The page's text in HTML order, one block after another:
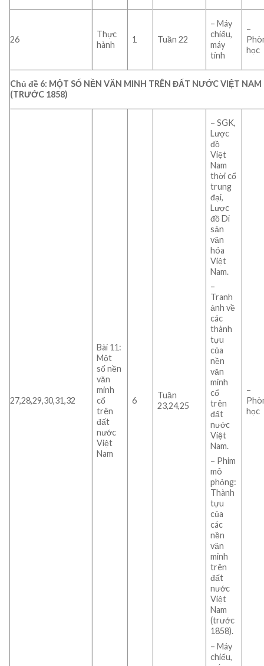
26
Thực
hành
1 Tuần 22
– Máy
chiếu,
máy
tính
–
học
Chủ đề 6: MỘT SỐ NỀN VĂN MINH TRÊN ĐẤT NƯỚC VIỆT NAM
(TRƯỚC 1858)
27,28,29,30,31,32
Bài 11:
Một
số nền
văn
minh
cổ
trên
đất
nước
Việt
Nam
6
Tuần
23,24,25
– SGK,
Lược
đồ
Việt
Nam
thời cổ
trung
đại,
Lược
đồ Di
sản
văn
hóa
Việt
Nam.
–
Tranh
ảnh về
các
thành
tựu
của
nền
văn
minh
cổ
trên
đất
nước
Việt
Nam.
– Phim
mô
phỏng:
Thành
tựu
của
các
nền
văn
minh
trên
đất
nước
Việt
Nam
(trước
1858).
– Máy
chiếu,
–
học